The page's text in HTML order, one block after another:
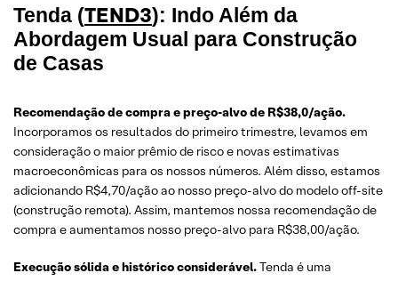
Tenda (TEND3): Indo Além da
Abordagem Usual para Construção
de Casas
Recomendação de compra e preço-alvo de R$38,0/ação.
Incorporamos os resultados do primeiro trimestre, levamos em
consideração o maior prêmio de risco e novas estimativas
macroeconômicas para os nossos números. Além disso, estamos
adicionando R$4,70/ação ao nosso preço-alvo do modelo off-site
(construção remota). Assim, mantemos nossa recomendação de
compra e aumentamos nosso preço-alvo para R$38,00/ação.
Execução sólida e histórico considerável.Tenda é uma